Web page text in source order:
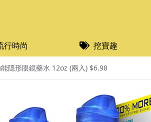
行時尚 挖寶趣
能隱形眼鏡藥水 12oz (兩入) $6.98​